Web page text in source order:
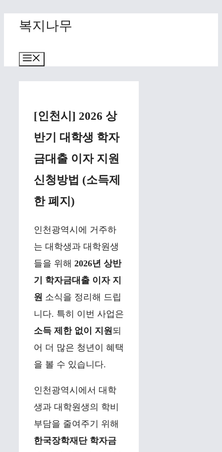
content
복지나무
[인천시] 2026 상
반기 대학생 학자
금대출 이자 지원
신청방법 (소득제
한 폐지)
인천광역시에 거주하
는 대학생과 대학원생
들을 위해 2026년 상반
기 학자금대출 이자 지
원 소식을 정리해 드립
니다. 특히 이번 사업은
소득 제한 없이 지원되
어 더 많은 청년이 혜택
을 볼 수 있습니다.
인천광역시에서 대학
생과 대학원생의 학비
부담을 줄여주기 위해
한국장학재단 학자금